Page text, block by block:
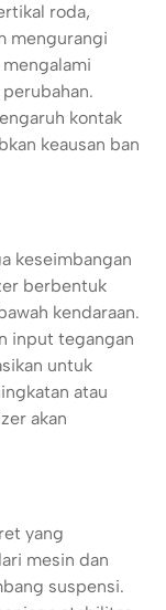
roda,
mengurangi
kontak
keausan ban
keseimbangan
berbentuk
kendaraan.
input tegangan
untuk
atau
akan
yang
mesin dan
suspensi.